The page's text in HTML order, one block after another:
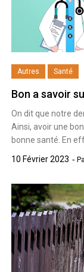
Autres Santé
Bon a savoir
On dit que notre
Ainsi, avoir une
bonne santé. En
10 Février 2023